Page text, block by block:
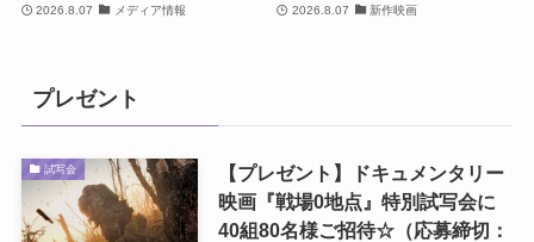
2026.8.07 メディア情報 2026.8.07 新作映画
プレゼント
試写会
【プレゼント】ドキュメンタリー
映画『戦場0地点』特別試写会に
40組80名様ご招待☆（応募締切：